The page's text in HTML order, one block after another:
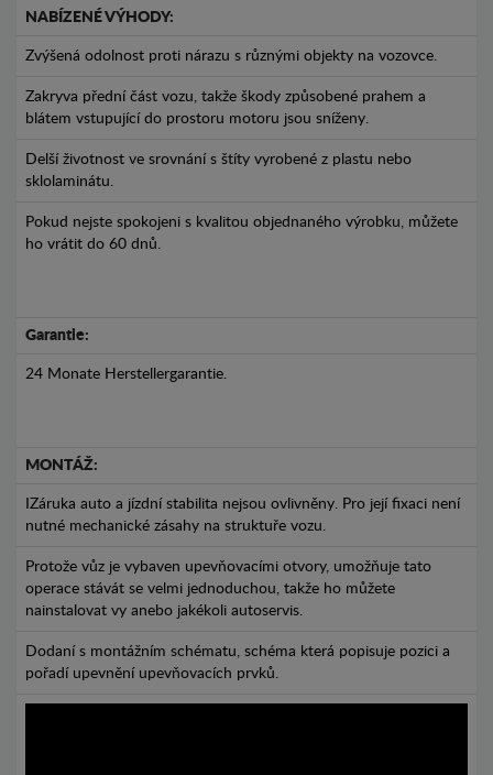
NABÍZENÉ VÝHODY:
Zvýšená odolnost proti nárazu s různými objekty na vozovce.
Zakryva přední část vozu, takže škody způsobené prahem a
blátem vstupující do prostoru motoru jsou sníženy.
Delší životnost ve srovnání s štíty vyrobené z plastu nebo
sklolaminátu.
Pokud nejste spokojeni s kvalitou objednaného výrobku, můžete
ho vrátit do 60 dnů.
Garantie:
24 Monate Herstellergarantie.
MONTÁŽ:
IZáruka auto a jízdní stabilita nejsou ovlivněny. Pro její fixaci není
nutné mechanické zásahy na struktuře vozu.
Protože vůz je vybaven upevňovacími otvory, umožňuje tato
operace stávát se velmi jednoduchou, takže ho můžete
nainstalovat vy anebo jakékoli autoservis.
Dodaní s montážním schématu, schéma která popisuje pozici a
pořadí upevnění upevňovacích prvků.